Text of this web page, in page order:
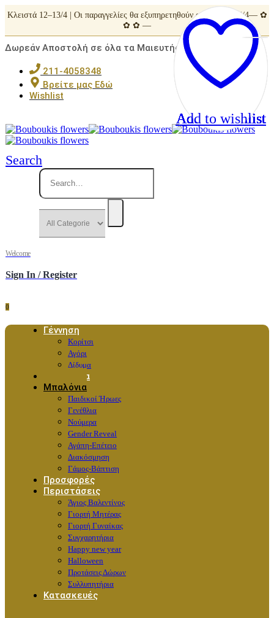
Κλειστά 12–13/4 | Οι παραγγελίες θα εξυπηρετηθούν από Τρίτη 14/4— ✿
✿ ✿ —
Δωρεάν Αποστολή σε όλα τα Μαιευτήρια της Αττικής
211-4058348
Βρείτε μας Εδώ
Wishlist
Search
Welcome
Sign In / Register
0
Γέννηση
Κορίτσι
Αγόρι
Δίδυμα
Λουλούδια
Μπαλόνια
Παιδικοί Ήρωες
Γενέθλια
Νούμερα
Gender Reveal
Αγάπη-Επέτειο
Διακόσμηση
Γάμος-Βάπτιση
Προσφορές
Περιστάσεις
Άγιος Βαλεντίνος
Γιορτή Μητέρας
Γιορτή Γυναίκας
Συγχαρητήρια
Happy new year
Halloween
Προτάσεις Δώρων
Συλλυπητήρια
Κατασκευές
Add to wishlist
Add to wishlist
Add to wishlist
Add to wishlist
Add to wishlist